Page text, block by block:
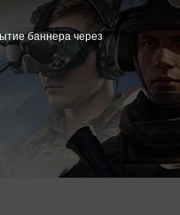
баннера через